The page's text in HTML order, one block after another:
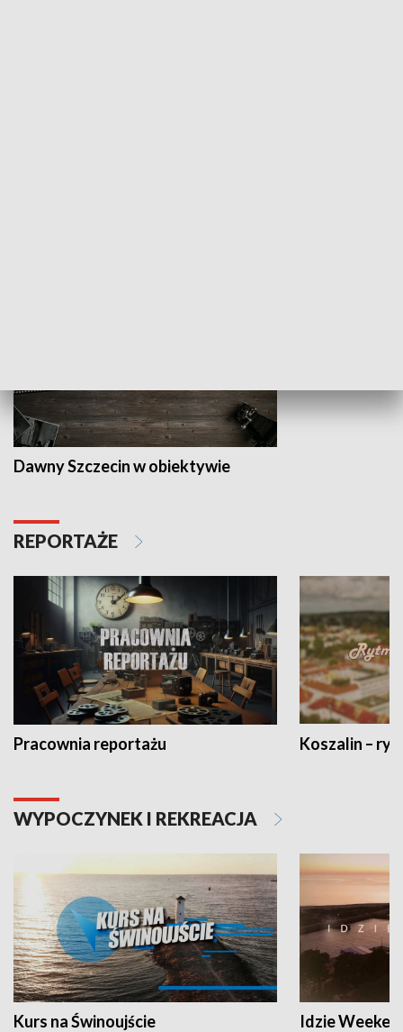
Dawny Szczecin w obiektywie
REPORTAŻE
Pracownia reportażu Koszalin –
WYPOCZYNEK I REKREACJA
Kurs na Świnoujście Idzie